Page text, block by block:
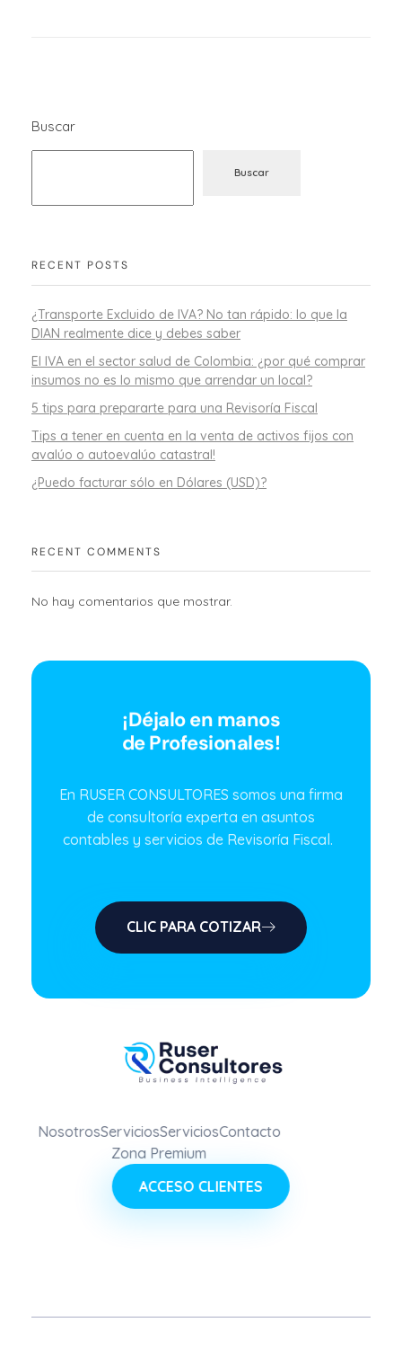
Buscar
Buscar
RECENT POSTS
¿Transporte Excluido de IVA? No tan rápido: lo que la
DIAN realmente dice y debes saber
El IVA en el sector salud de Colombia: ¿por qué comprar
insumos no es lo mismo que arrendar un local?
5 tips para prepararte para una Revisoría Fiscal
Tips a tener en cuenta en la venta de activos fijos con
avalúo o autoevalúo catastral!
¿Puedo facturar sólo en Dólares (USD)?
RECENT COMMENTS
No hay comentarios que mostrar.
¡Déjalo en manos
de Profesionales!
En RUSER CONSULTORES somos una firma
de consultoría experta en asuntos
contables y servicios de Revisoría Fiscal.
CLIC PARA COTIZAR
NosotrosServiciosServiciosContacto
Zona Premium
ACCESO CLIENTES